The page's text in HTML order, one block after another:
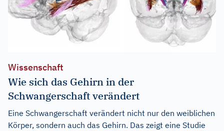
Wissenschaft
Wie sich das Gehirn in der
Schwangerschaft verändert
Eine Schwangerschaft verändert nicht nur den weiblichen
Körper, sondern auch das Gehirn. Das zeigt eine Studie